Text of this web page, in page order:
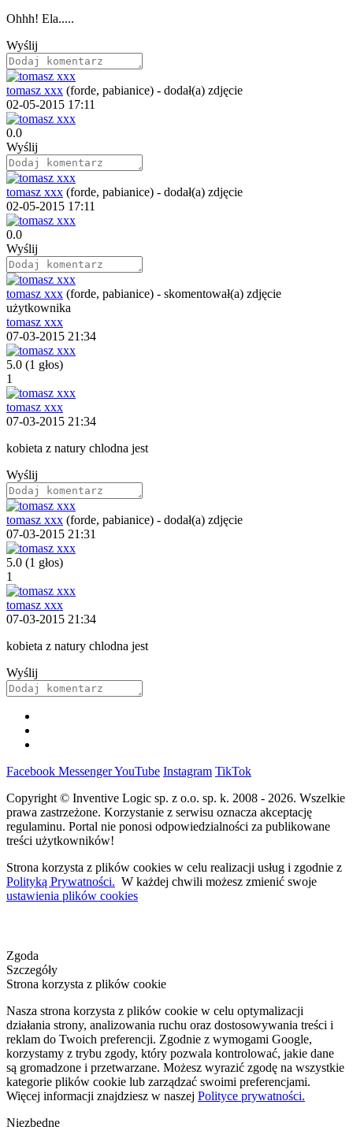
Ohhh! Ela.....
Wyślij
tomasz xxx (forde, pabianice) - dodał(a) zdjęcie
02-05-2015 17:11
0.0
Wyślij
tomasz xxx (forde, pabianice) - dodał(a) zdjęcie
02-05-2015 17:11
0.0
Wyślij
tomasz xxx (forde, pabianice) - skomentował(a) zdjęcie
użytkownika
tomasz xxx
07-03-2015 21:34
5.0 (1 głos)
1
tomasz xxx
07-03-2015 21:34
kobieta z natury chlodna jest
Wyślij
tomasz xxx (forde, pabianice) - dodał(a) zdjęcie
07-03-2015 21:31
5.0 (1 głos)
1
tomasz xxx
07-03-2015 21:34
kobieta z natury chlodna jest
Wyślij
Facebook MessengerYouTube Instagram TikTok
Copyright © Inventive Logic sp. z o.o. sp. k. 2008 - 2026. Wszelkie
prawa zastrzeżone. Korzystanie z serwisu oznacza akceptację
regulaminu. Portal nie ponosi odpowiedzialności za publikowane
treści użytkowników!
Strona korzysta z plików cookies w celu realizacji usług i zgodnie z
Polityką Prywatności. W każdej chwili możesz zmienić swoje
ustawienia plików cookies
Zgoda
Szczegóły
Strona korzysta z plików cookie
Nasza strona korzysta z plików cookie w celu optymalizacji
działania strony, analizowania ruchu oraz dostosowywania treści i
reklam do Twoich preferencji. Zgodnie z wymogami Google,
korzystamy z trybu zgody, który pozwala kontrolować, jakie dane
są gromadzone i przetwarzane. Możesz wyrazić zgodę na wszystkie
kategorie plików cookie lub zarządzać swoimi preferencjami.
Więcej informacji znajdziesz w naszej Polityce prywatności.
Niezbędne